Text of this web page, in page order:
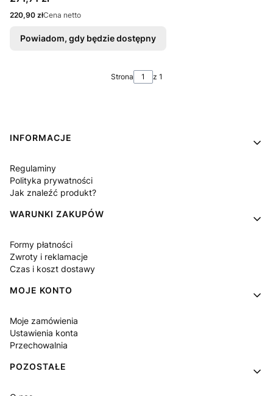
Cena
220,90 złCena netto
Powiadom, gdy będzie dostępny
Strona z 1
Linki w stopce
INFORMACJE
Regulaminy
Polityka prywatności
Jak znaleźć produkt?
WARUNKI ZAKUPÓW
Formy płatności
Zwroty i reklamacje
Czas i koszt dostawy
MOJE KONTO
Moje zamówienia
Ustawienia konta
Przechowalnia
POZOSTAŁE